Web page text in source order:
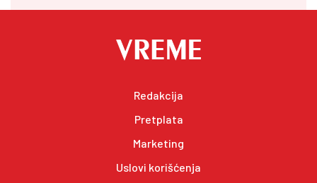
Redakcija
Pretplata
Marketing
Uslovi korišćenja